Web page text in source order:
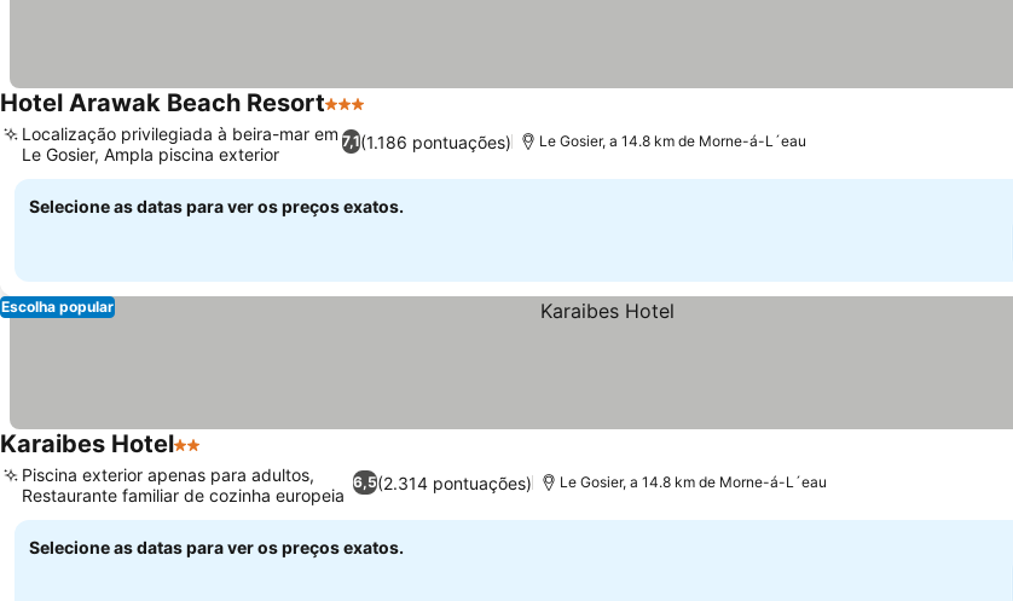
Hotel Arawak Beach Resort3 Estrelas
7,1(1.186 pontuações)
Localização privilegiada à beira-mar em
Le Gosier, Ampla piscina exterior
Le Gosier, a 14.8 km de Morne-á-L´eau
Selecione as datas para ver os preços exatos.
Escolha popular
Karaibes Hotel2 Estrelas
6,5(2.314 pontuações)
Piscina exterior apenas para adultos,
Restaurante familiar de cozinha europeia
Le Gosier, a 14.8 km de Morne-á-L´eau
Selecione as datas para ver os preços exatos.